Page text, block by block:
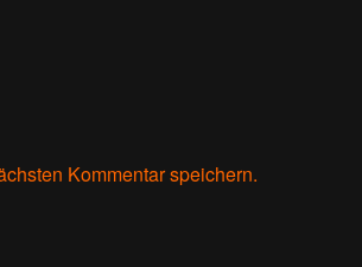
Kommentar speichern.